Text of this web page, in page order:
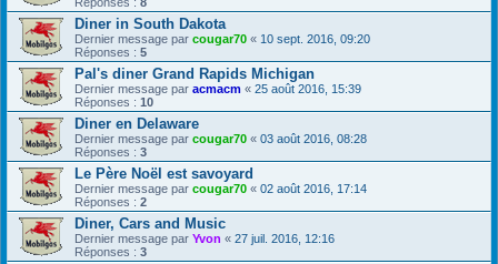
Diner in South Dakota
Dernier message par cougar70 « 10 sept. 2016, 09:20
Réponses : 5
Pal's diner Grand Rapids Michigan
Dernier message par acmacm « 25 août 2016, 15:39
Réponses : 10
Diner en Delaware
Dernier message par cougar70 « 03 août 2016, 08:28
Réponses : 3
Le Père Noël est savoyard
Dernier message par cougar70 « 02 août 2016, 17:14
Réponses : 2
Diner, Cars and Music
Dernier message par Yvon « 27 juil. 2016, 12:16
Réponses : 3